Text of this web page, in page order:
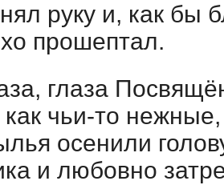
руку и, как бы
прошептал.
глаза
как чьи-то
осенили
и любовно